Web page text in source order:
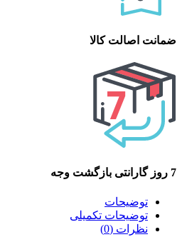
ضمانت اصالت کالا
7 روز گارانتی بازگشت وجه
توضیحات
توضیحات تکمیلی
نظرات (0)